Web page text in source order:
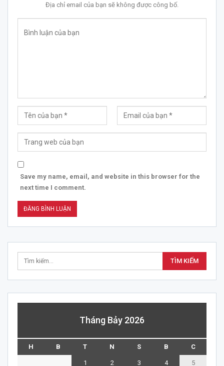
Địa chỉ email của bạn sẽ không được công bố.
Save my name, email, and website in this browser for the
next time I comment.
Tháng Bảy 2026
H B T N S B C
1 2 3 4 5